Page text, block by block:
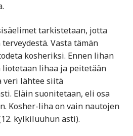
tarkistetaan, jotta
Vasta tämän
kosheriksi. Ennen lihan
liotetaan lihaa ja peitetään
veri lähtee siitä
Eläin suonitetaan, eli osa
Kosher-liha on vain nautojen
kylkiluuhun asti).